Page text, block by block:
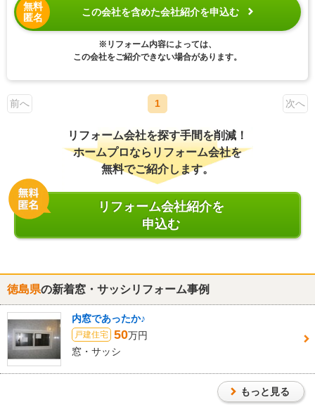
無料
匿名
この会社を含めた会社紹介を申込む
※リフォーム内容によっては、
この会社をご紹介できない場合があります。
前へ 1 次へ
リフォーム会社を探す手間を削減！
ホームプロならリフォーム会社を
無料でご紹介します。
リフォーム会社紹介を
申込む
徳島県の新着窓・サッシリフォーム事例
内窓であったか♪
戸建住宅 50万円
窓・サッシ
もっと見る